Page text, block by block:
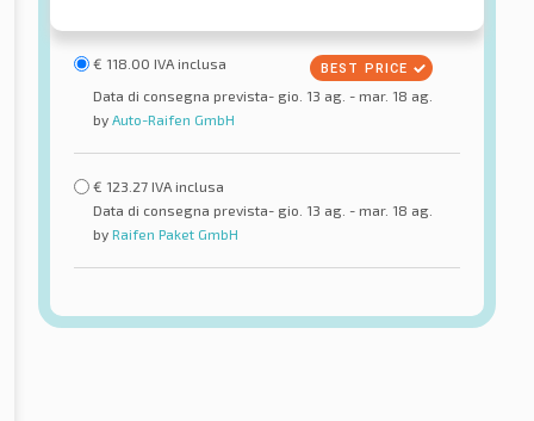
€ 118.00 IVA inclusa
Data di consegna prevista- gio. 13 ag. - mar. 18 ag.
by Auto-Raifen GmbH
€ 123.27 IVA inclusa
Data di consegna prevista- gio. 13 ag. - mar. 18 ag.
by Raifen Paket GmbH